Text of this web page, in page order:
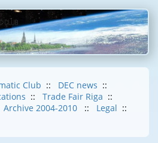
Club :: DEC news ::
:: Trade Fair Riga ::
Archive 2004-2010 :: Legal ::